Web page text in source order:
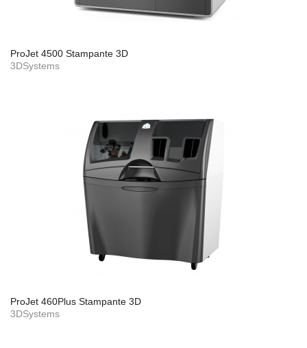
ProJet 4500 Stampante 3D
3DSystems
ProJet 460Plus Stampante 3D
3DSystems